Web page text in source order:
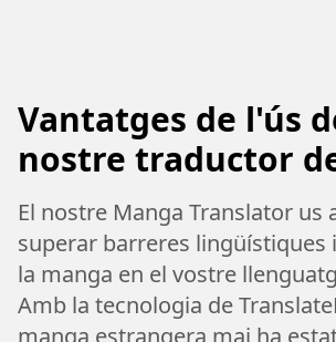
Vantatges de l'ús
nostre traductor
El nostre Manga Translator us
superar barreres lingüístiques
la manga en el vostre
Amb la tecnologia de